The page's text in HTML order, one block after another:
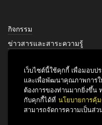
กิจกรรม
ข่าวสารและสาระความรู้
ศิลปวัฒนธรรม
เว็บไซต์นี้ใช้คุกกี้ เพื่อมอบ
และเพื่อพัฒนาคุณภาพการใ
ต้องการของท่านมากยิ่งขึ้น
กับคุกกี้ได้ที่ นโยบายการคุ้
สามารถจัดการความเป็นส่